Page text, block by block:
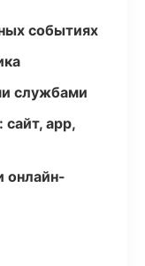
событиях
службами
app,
онлайн-